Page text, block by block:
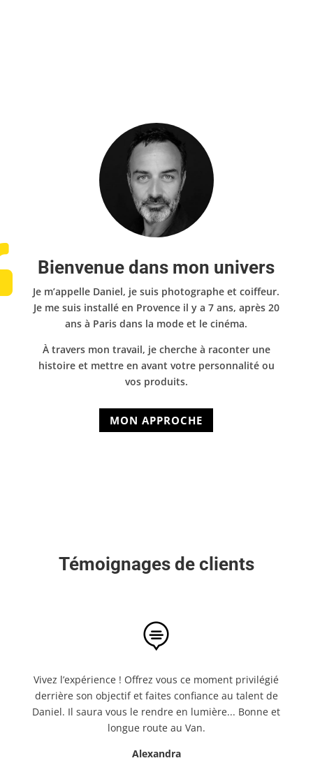
Bienvenue dans mon univers
Je m’appelle Daniel, je suis photographe et coiffeur.
Je me suis installé en Provence il y a 7 ans, après 20
ans à Paris dans la mode et le cinéma.
À travers mon travail, je cherche à raconter une
histoire et mettre en avant votre personnalité ou
vos produits.
MON APPROCHE
Témoignages de clients

Vivez l’expérience ! Offrez vous ce moment privilégié
derrière son objectif et faites confiance au talent de
Daniel. Il saura vous le rendre en lumière... Bonne et
longue route au Van.
Alexandra